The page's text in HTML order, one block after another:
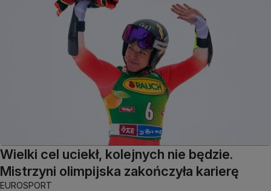
Wielki cel uciekł, kolejnych nie będzie.
Mistrzyni olimpijska zakończyła karierę
EUROSPORT